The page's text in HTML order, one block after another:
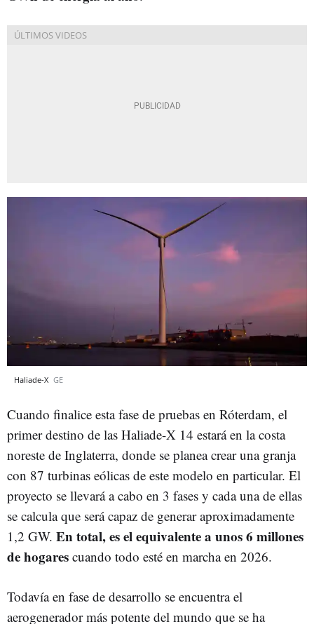
Haliade-X GE
Cuando finalice esta fase de pruebas en Róterdam, el
primer destino de las Haliade-X 14 estará en la costa
noreste de Inglaterra, donde se planea crear una granja
con 87 turbinas eólicas de este modelo en particular. El
proyecto se llevará a cabo en 3 fases y cada una de ellas
se calcula que será capaz de generar aproximadamente
1,2 GW. En total, es el equivalente a unos 6 millones
de hogares cuando todo esté en marcha en 2026.
Todavía en fase de desarrollo se encuentra el
aerogenerador más potente del mundo que se ha